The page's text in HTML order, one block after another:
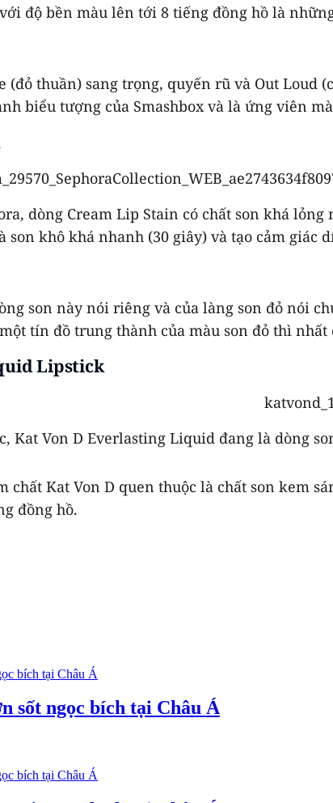
độ bền màu lên tới 8 tiếng đồng hồ là
(đỏ thuần) sang trọng, quyến rũ và Out
biểu tượng của Smashbox và là ứng viên
dòng Cream Lip Stain có chất son khá
khô khá nhanh (30 giây) và tạo cảm
son này nói riêng và của làng son đỏ nói
tín đồ trung thành của màu son đỏ thì
Lipstick
Kat Von D Everlasting Liquid đang là dòng
chất Kat Von D quen thuộc là chất son kem
đồng hồ.
sốt ngọc bích tại Châu Á